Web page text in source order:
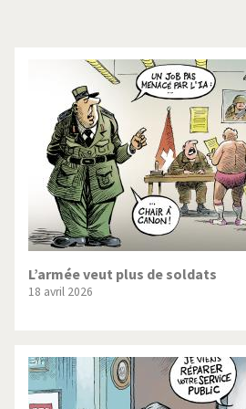
Guerre en Syrie
L'Iran tremble
La France en marche
Le boson de Higgs
Les inégalités croissent
Pascal Couchepin
Un monde de foot
L’armée veut plus de soldats
18 avril 2026